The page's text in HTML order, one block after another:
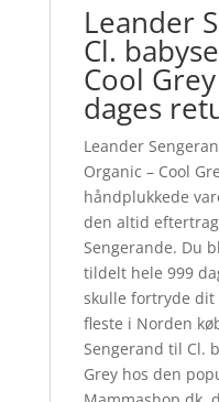
Leander
Cl.
Cool
dages
Leander
Organic – Cool
håndplukkede
den altid
Sengerande. Du
tildelt hele 999
skulle fortryde dit
fleste i Norden
Sengerand til Cl.
Grey hos den